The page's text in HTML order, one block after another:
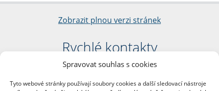
Spravovat souhlas s cookies
Tyto webové stránky používají soubory cookies a další sledovací nástroje
Zobrazit plnou verzi stránek
Rychlé kontakty
Filozofická fakulta
nám. Jana Palacha 1/2